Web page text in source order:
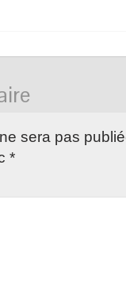
sera pas
*